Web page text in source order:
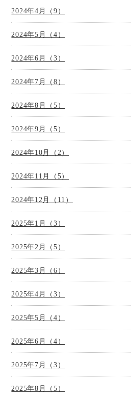
2024年4月（9）
2024年5月（4）
2024年6月（3）
2024年7月（8）
2024年8月（5）
2024年9月（5）
2024年10月（2）
2024年11月（5）
2024年12月（11）
2025年1月（3）
2025年2月（5）
2025年3月（6）
2025年4月（3）
2025年5月（4）
2025年6月（4）
2025年7月（3）
2025年8月（5）